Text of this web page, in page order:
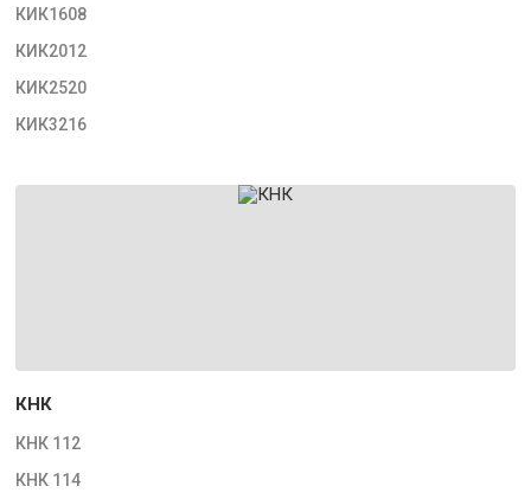
КИК1608
КИК2012
КИК2520
КИК3216
КНК
КНК 112
КНК 114